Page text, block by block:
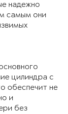
надежно
самым они
цилиндра с
обеспечит не
и
без